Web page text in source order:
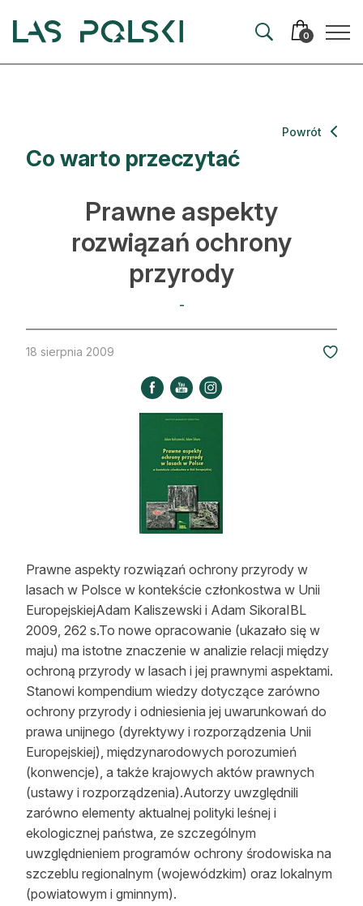
0
Artykuły
Hodowla lasu
Ochrona lasu
Nowe technologie
Kultura i historia
Strefa eksperta
Leśnik na zakupach
Lasy prywatne
O nas
100 lat „Lasu Polskiego”
Prenumerata
Reklama
Zostań autorem
Archiwum
Kontakt
Co warto przeczytać
Powrót
Prawne aspekty
rozwiązań ochrony
przyrody
-
18 sierpnia 2009
Prawne aspekty rozwiązań ochrony przyrody w
lasach w Polsce w kontekście członkostwa w Unii
EuropejskiejAdam Kaliszewski i Adam SikoraIBL
2009, 262 s.To nowe opracowanie (ukazało się w
maju) ma istotne znaczenie w analizie relacji między
ochroną przyrody w lasach i jej prawnymi aspektami.
Stanowi kompendium wiedzy dotyczące zarówno
ochrony przyrody i odniesienia jej uwarunkowań do
prawa unijnego (dyrektywy i rozporządzenia Unii
Europejskiej), międzynarodowych porozumień
(konwencje), a także krajowych aktów prawnych
(ustawy i rozporządzenia).Autorzy uwzględnili
zarówno elementy aktualnej polityki leśnej i
ekologicznej państwa, ze szczególnym
uwzględnieniem programów ochrony środowiska na
szczeblu regionalnym (wojewódzkim) oraz lokalnym
(powiatowym i gminnym).